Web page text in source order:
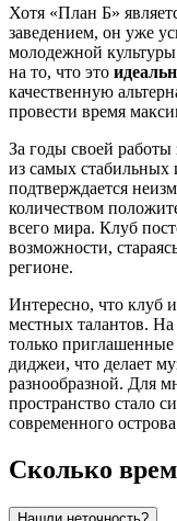
Хотя «План Б»
заведением, он уже
молодежной
на то, что это
качественную
провести время
За годы своей
из самых
подтверждается
количеством
всего мира. Клуб
возможности,
регионе.
Интересно, что клуб
местных талантов.
только
диджеи, что делает
разнообразной. Для
пространство стало
современного
Сколько